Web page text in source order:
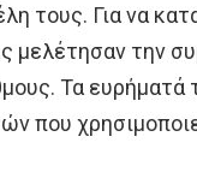
τους. Για να
μελέτησαν την
Τα
που